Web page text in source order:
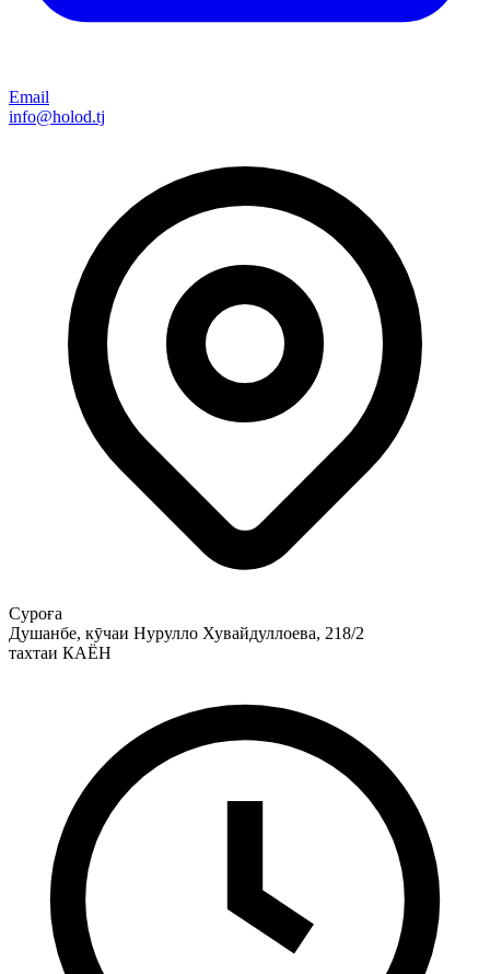
Email
info@holod.tj
Суроға
Душанбе, кӯчаи Нурулло Хувайдуллоева, 218/2
тахтаи КАЁН